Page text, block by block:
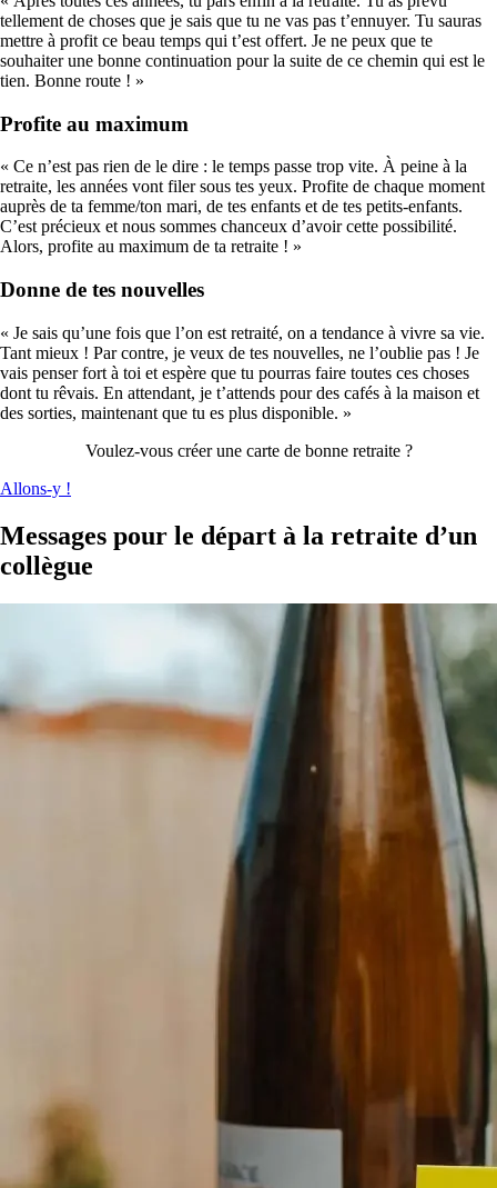
tellement de choses que je sais que tu ne vas pas t’ennuyer. Tu sauras
mettre à profit ce beau temps qui t’est offert. Je ne peux que te
souhaiter une bonne continuation pour la suite de ce chemin qui est le
tien. Bonne route ! »
Profite au maximum
« Ce n’est pas rien de le dire : le temps passe trop vite. À peine à la
retraite, les années vont filer sous tes yeux. Profite de chaque moment
auprès de ta femme/ton mari, de tes enfants et de tes petits-enfants.
C’est précieux et nous sommes chanceux d’avoir cette possibilité.
Alors, profite au maximum de ta retraite ! »
Donne de tes nouvelles
« Je sais qu’une fois que l’on est retraité, on a tendance à vivre sa vie.
Tant mieux ! Par contre, je veux de tes nouvelles, ne l’oublie pas ! Je
vais penser fort à toi et espère que tu pourras faire toutes ces choses
dont tu rêvais. En attendant, je t’attends pour des cafés à la maison et
des sorties, maintenant que tu es plus disponible. »
Voulez-vous créer une carte de bonne retraite ?
Allons-y !
Messages pour le départ à la retraite d’un
collègue